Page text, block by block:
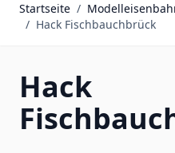
Startseite /
/ Hack Fischbauchbrück
Hack